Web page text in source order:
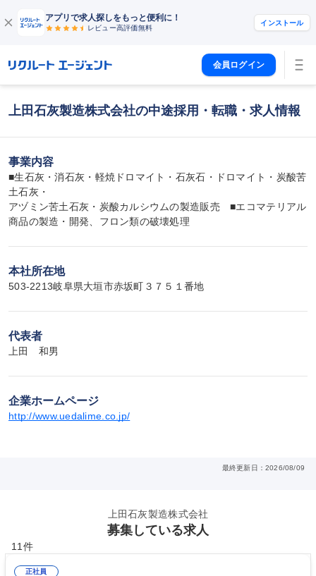
アプリで求人探しをもっと便利に！
レビュー高評価無料
インストール
会員ログイン
上田石灰製造株式会社の中途採用・転職・求人情報
事業内容
■生石灰・消石灰・軽焼ドロマイト・石灰石・ドロマイト・炭酸苦
土石灰・
アヅミン苦土石灰・炭酸カルシウムの製造販売　■エコマテリアル
商品の製造・開発、フロン類の破壊処理
本社所在地
503-2213岐阜県大垣市赤坂町３７５１番地
代表者
上田　和男
企業ホームページ
http://www.uedalime.co.jp/
最終更新日：2026/08/09
上田石灰製造株式会社
募集している求人
11件
正社員